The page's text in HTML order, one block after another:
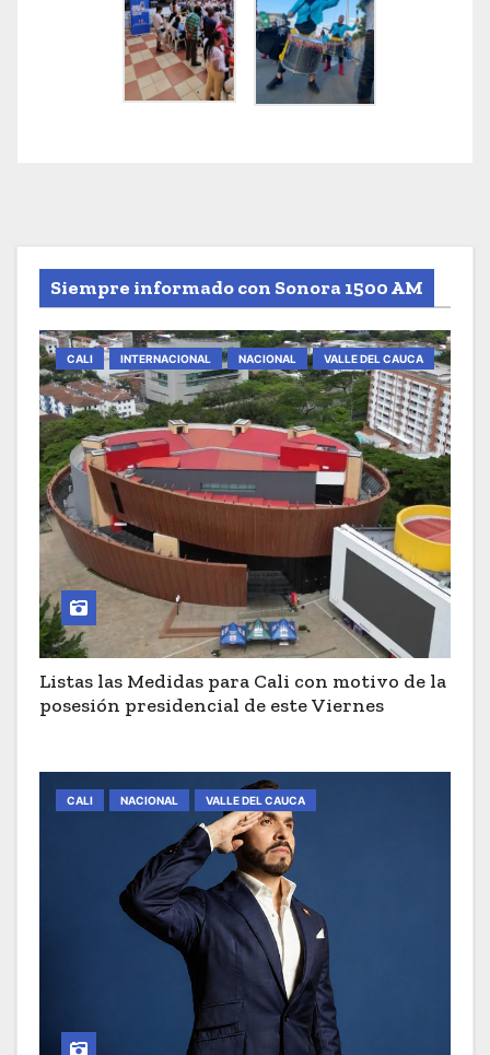
Siempre informado con Sonora 1500 AM
CALI INTERNACIONAL NACIONAL VALLE DEL CAUCA
Listas las Medidas para Cali con motivo de la
posesión presidencial de este Viernes
CALI NACIONAL VALLE DEL CAUCA